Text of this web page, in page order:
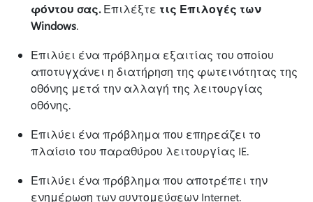
φόντου σας.Επιλέξτε τις Επιλογές των
Windows.
Επιλύει ένα πρόβλημα εξαιτίας του οποίου
αποτυγχάνει η διατήρηση της φωτεινότητας της
οθόνης μετά την αλλαγή της λειτουργίας
οθόνης.
Επιλύει ένα πρόβλημα που επηρεάζει το
πλαίσιο του παραθύρου λειτουργίας IE.
Επιλύει ένα πρόβλημα που αποτρέπει την
ενημέρωση των συντομεύσεων Internet.